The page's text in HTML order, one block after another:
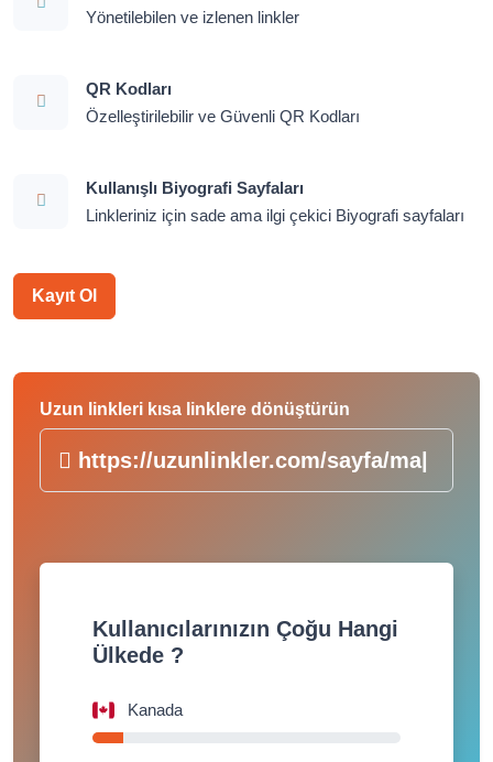
Yönetilebilen ve izlenen linkler
QR Kodları
Özelleştirilebilir ve Güvenli QR Kodları
Kullanışlı Biyografi Sayfaları
Linkleriniz için sade ama ilgi çekici Biyografi sayfaları
Kayıt Ol
Uzun linkleri kısa linklere dönüştürün
https://uzunlinkler.com/s|
Kullanıcılarınızın Çoğu Hangi
Ülkede ?
Kanada